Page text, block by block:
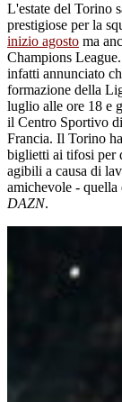
L'estate del Torino
prestigiose per la
inizio agosto ma
Champions
infatti annunciato
formazione della
luglio alle ore 18 e
il Centro Sportivo
Francia. Il Torino
biglietti ai tifosi per
agibili a causa di
amichevole -
DAZN.